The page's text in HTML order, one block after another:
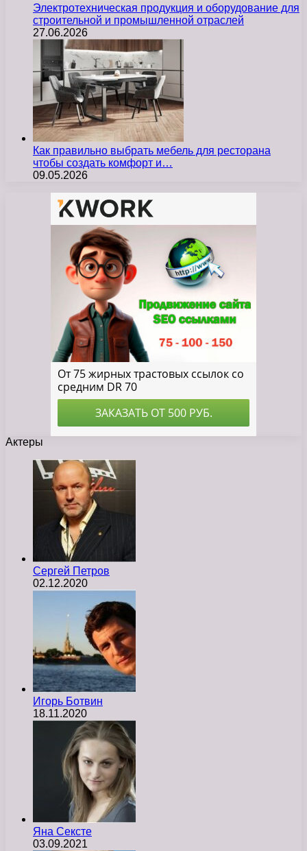
Электротехническая продукция и оборудование для
строительной и промышленной отраслей
27.06.2026
Как правильно выбрать мебель для ресторана
чтобы создать комфорт и…
09.05.2026
Актеры
Сергей Петров
02.12.2020
Игорь Ботвин
18.11.2020
Яна Сексте
03.09.2021